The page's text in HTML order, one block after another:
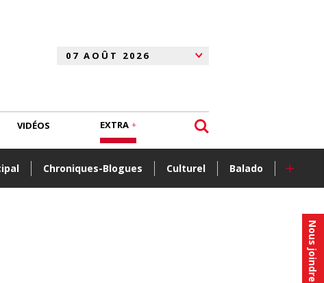
Nous joindre
Chroniques-Blogues Culturel Balado +
VIDÉOS EXTRA